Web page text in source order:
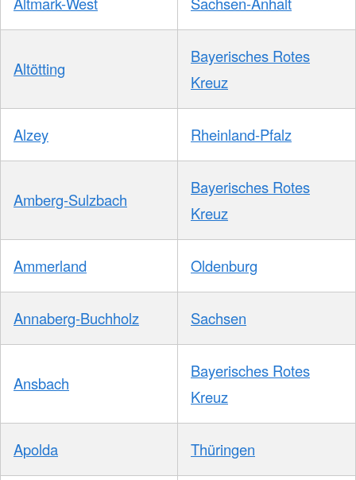
Altötting
Bayerisches Rotes
Kreuz
Alzey Rheinland-Pfalz
Amberg-Sulzbach
Bayerisches Rotes
Kreuz
Ammerland Oldenburg
Annaberg-Buchholz Sachsen
Ansbach
Bayerisches Rotes
Kreuz
Apolda Thüringen